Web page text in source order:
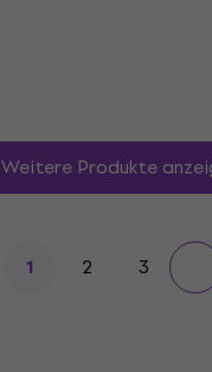
Weitere Produkte
1 2 3